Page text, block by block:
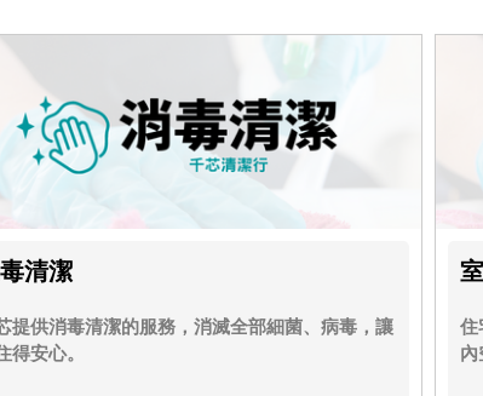
清潔
提供消毒清潔的服務，消滅全部細菌、病毒，讓
得安心。
住
內